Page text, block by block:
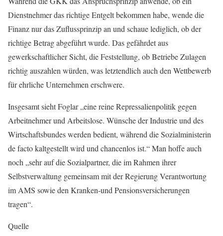
Dienstnehmer das richtige Entgelt bekommen habe, wende die
Finanz nur das Zuflussprinzip an und schaue lediglich, ob der
richtige Betrag abgeführt wurde. Das gefährdet aus
gewerkschaftlicher Sicht, die Feststellung, ob Betriebe Zulagen
richtig auszahlen würden, was letztendlich auch den Wettbewerb
für ehrliche Unternehmen erschwere.
Insgesamt sieht Foglar „eine reine Repressalienpolitik gegen
Arbeitnehmer und Arbeitslose. Wünsche der Industrie und des
Wirtschaftsbundes werden bedient, während die Sozialministerin
de facto kaltgestellt wird und chancenlos ist.“ Man hoffe auch
noch „sehr auf die Sozialpartner, die im Rahmen ihrer
Selbstverwaltung gemeinsam mit der Regierung Verantwortung
im AMS sowie den Kranken-und Pensionsversicherungen
tragen“.
Quelle